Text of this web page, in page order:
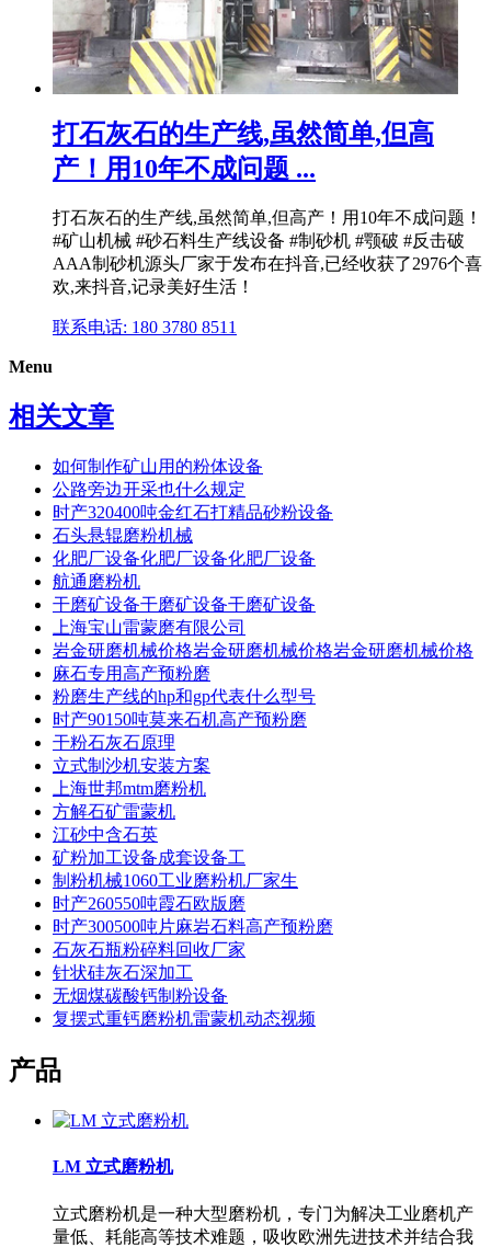
打石灰石的生产线,虽然简单,但高
产！用10年不成问题 ...
打石灰石的生产线,虽然简单,但高产！用10年不成问题！
#矿山机械 #砂石料生产线设备 #制砂机 #颚破 #反击破
AAA制砂机源头厂家于发布在抖音,已经收获了2976个喜
欢,来抖音,记录美好生活！
联系电话: 180 3780 8511
Menu
相关文章
如何制作矿山用的粉体设备
公路旁边开采也什么规定
时产320400吨金红石打精品砂粉设备
石头悬辊磨粉机械
化肥厂设备化肥厂设备化肥厂设备
航通磨粉机
干磨矿设备干磨矿设备干磨矿设备
上海宝山雷蒙磨有限公司
岩金研磨机械价格岩金研磨机械价格岩金研磨机械价格
麻石专用高产预粉磨
粉磨生产线的hp和gp代表什么型号
时产90150吨莫来石机高产预粉磨
干粉石灰石原理
立式制沙机安装方案
上海世邦mtm磨粉机
方解石矿雷蒙机
江砂中含石英
矿粉加工设备成套设备工
制粉机械1060工业磨粉机厂家生
时产260550吨霞石欧版磨
时产300500吨片麻岩石料高产预粉磨
石灰石瓶粉碎料回收厂家
针状硅灰石深加工
无烟煤碳酸钙制粉设备
复摆式重钙磨粉机雷蒙机动态视频
产品
LM 立式磨粉机
立式磨粉机是一种大型磨粉机，专门为解决工业磨机产
量低、耗能高等技术难题，吸收欧洲先进技术并结合我